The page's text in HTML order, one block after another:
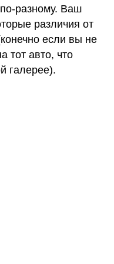
разному. Ваш
различия от
если вы не
тот авто, что
галерее).